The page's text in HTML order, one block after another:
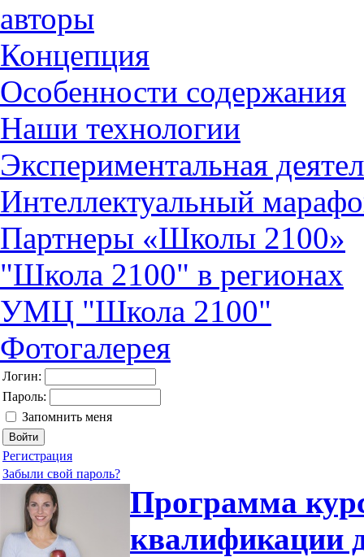
авторы
Концепция
Особенности содержания
Наши технологии
Экспериментальная
Интеллектуальный
Партнеры «Школы 2100»
"Школа 2100" в регионах
УМЦ "Школа 2100"
Фотогалерея
Логин:
Пароль:
Запомнить меня
Регистрация
Забыли свой пароль?
Программа
квалификации